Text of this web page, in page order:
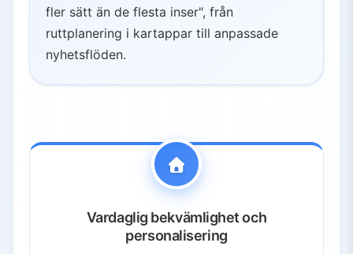
fler sätt än de flesta inser", från
ruttplanering i kartappar till anpassade
nyhetsflöden.
Vardaglig bekvämlighet och
personalisering